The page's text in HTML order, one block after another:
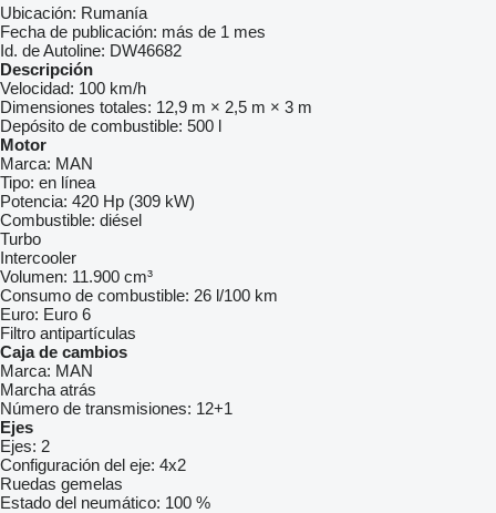
Ubicación: Rumanía
Fecha de publicación: más de 1 mes
Id. de Autoline: DW46682
Descripción
Velocidad: 100 km/h
Dimensiones totales: 12,9 m × 2,5 m × 3 m
Depósito de combustible: 500 l
Motor
Marca: MAN
Tipo: en línea
Potencia: 420 Hp (309 kW)
Combustible: diésel
Turbo
Intercooler
Volumen: 11.900 cm³
Consumo de combustible: 26 l/100 km
Euro: Euro 6
Filtro antipartículas
Caja de cambios
Marca: MAN
Marcha atrás
Número de transmisiones: 12+1
Ejes
Ejes: 2
Configuración del eje: 4x2
Ruedas gemelas
Estado del neumático: 100 %